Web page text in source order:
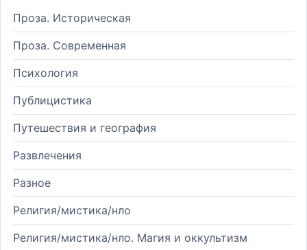
Проза. Историческая
Проза. Современная
Психология
Публицистика
Путешествия и география
Развлечения
Разное
Религия/мистика/нло
Религия/мистика/нло. Магия и оккультизм